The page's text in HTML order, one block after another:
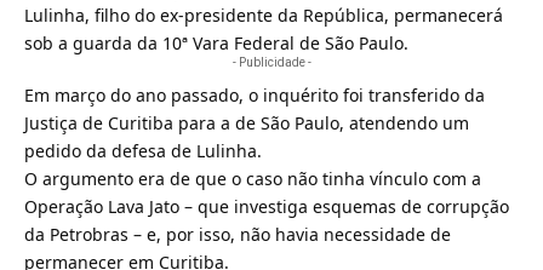
Lulinha, filho do ex-presidente da República, permanecerá
sob a guarda da 10ª Vara Federal de São Paulo.
- Publicidade -
Em março do ano passado, o inquérito foi transferido da
Justiça de Curitiba para a de São Paulo, atendendo um
pedido da defesa de Lulinha.
O argumento era de que o caso não tinha vínculo com a
Operação Lava Jato – que investiga esquemas de corrupção
da Petrobras – e, por isso, não havia necessidade de
permanecer em Curitiba.